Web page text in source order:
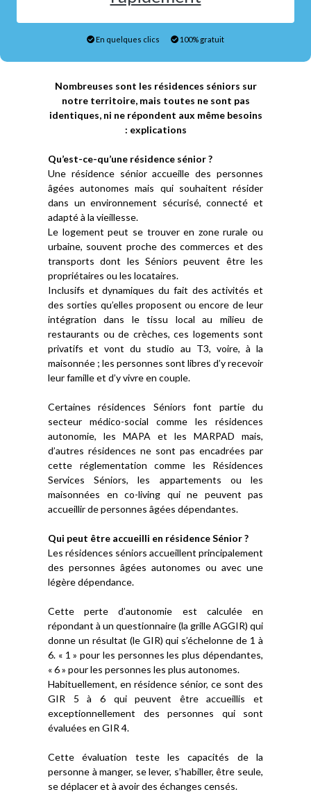
En quelques clics 100% gratuit
Nombreuses sont les résidences séniors sur
notre territoire, mais toutes ne sont pas
identiques, ni ne répondent aux même besoins
: explications
Qu’est-ce-qu’une résidence sénior ?
Une résidence sénior accueille des personnes
âgées autonomes mais qui souhaitent résider
dans un environnement sécurisé, connecté et
adapté à la vieillesse.
Le logement peut se trouver en zone rurale ou
urbaine, souvent proche des commerces et des
transports dont les Séniors peuvent être les
propriétaires ou les locataires.
Inclusifs et dynamiques du fait des activités et
des sorties qu’elles proposent ou encore de leur
intégration dans le tissu local au milieu de
restaurants ou de crèches, ces logements sont
privatifs et vont du studio au T3, voire, à la
maisonnée ; les personnes sont libres d’y recevoir
leur famille et d’y vivre en couple.
Certaines résidences Séniors font partie du
secteur médico-social comme les résidences
autonomie, les MAPA et les MARPAD mais,
d’autres résidences ne sont pas encadrées par
cette réglementation comme les Résidences
Services Séniors, les appartements ou les
maisonnées en co-living qui ne peuvent pas
accueillir de personnes âgées dépendantes.
Qui peut être accueilli en résidence Sénior ?
Les résidences séniors accueillent principalement
des personnes âgées autonomes ou avec une
légère dépendance.
Cette perte d’autonomie est calculée en
répondant à un questionnaire (la grille AGGIR) qui
donne un résultat (le GIR) qui s’échelonne de 1 à
6. « 1 » pour les personnes les plus dépendantes,
« 6 » pour les personnes les plus autonomes.
Habituellement, en résidence sénior, ce sont des
GIR 5 à 6 qui peuvent être accueillis et
exceptionnellement des personnes qui sont
évaluées en GIR 4.
Cette évaluation teste les capacités de la
personne à manger, se lever, s’habiller, être seule,
se déplacer et à avoir des échanges censés.